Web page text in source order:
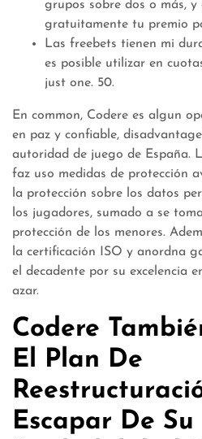
grupos sobre dos o más,
gratuitamente tu premio
Las freebets tienen mi
es posible utilizar en
just one. 50.
En common, Codere es algun
en paz y confiable,
autoridad de juego de España.
faz uso medidas de protección
la protección sobre los datos
los jugadores, sumado a se
protección de los menores.
la certificación ISO y anordna
el decadente por su excelencia
azar.
Codere
El Plan De
Escapar De Su